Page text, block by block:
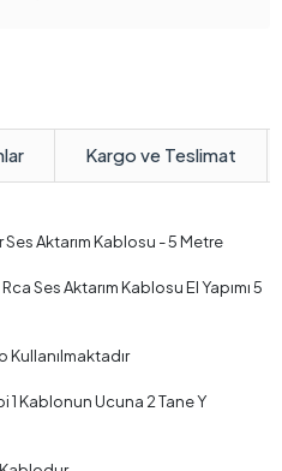
Kargo ve Teslimat
Ses Aktarım Kablosu - 5 Metre
Ses Aktarım Kablosu El Yapımı 5
Kullanılmaktadır
Kablonun Ucuna 2 Tane Y